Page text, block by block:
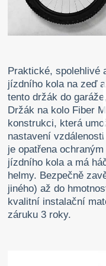
Praktické, spolehlivé
jízdního kola na zeď
tento držák do
Držák na kolo Fiber
konstrukci, která
nastavení
je opatřena
jízdního kola a má
helmy. Bezpečně
jiného) až do
kvalitní instalační
záruku 3 roky.